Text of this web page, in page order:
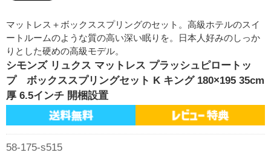
マットレス＋ボックススプリングのセット。高級ホテルのスイ
ートルームのような質の高い深い眠りを。日本人好みのしっか
りとした硬めの高級モデル。
シモンズ リュクス マットレス プラッシュピロートッ
プ ボックススプリングセット K キング 180×195 35cm
厚 6.5インチ 開梱設置
58-175-s515